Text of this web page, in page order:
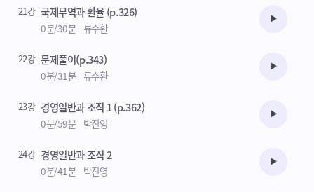
21강 국제무역과 환율 (p.326)
0분/30분 류수환 수강준비
22강 문제풀이(p.343)
0분/31분 류수환 수강준비
23강 경영일반과 조직 1 (p.362)
0분/59분 박진영 수강준비
24강 경영일반과 조직 2
0분/41분 박진영 수강준비